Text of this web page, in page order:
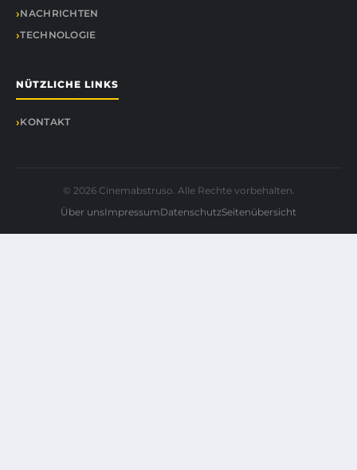
NACHRICHTEN
TECHNOLOGIE
NÜTZLICHE LINKS
KONTAKT
© 2026 Cinemabstruso. Alle Rechte vorbehalten.
Über unsImpressumDatenschutzSeitenübersicht